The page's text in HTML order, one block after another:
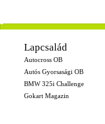
-
Lapcsalád
Autocross OB
Autós Gyorsasági OB
BMW 325i Challenge
Gokart Magazin